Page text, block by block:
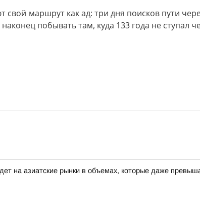
маршрут как ад: три дня поисков пути
побывать там, куда 133 года не ступал
на азиатские рынки в объемах, которые даже